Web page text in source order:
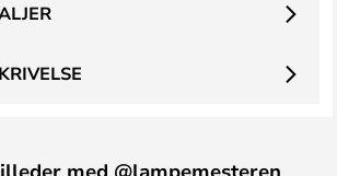
med @lampemesteren